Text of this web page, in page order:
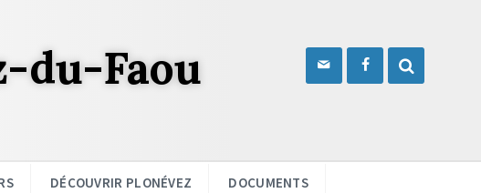
du-Faou
DÉCOUVRIR PLONÉVEZ DOCUMENTS